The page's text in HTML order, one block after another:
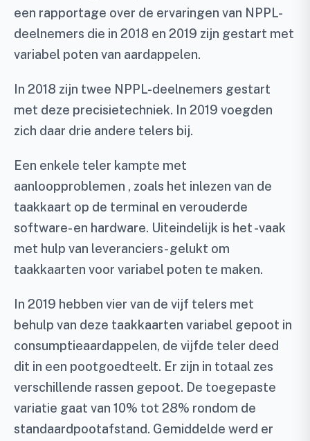
een rapportage over de ervaringen van NPPL-
deelnemers die in 2018 en 2019 zijn gestart met
variabel poten van aardappelen.
In 2018 zijn twee NPPL-deelnemers gestart
met deze precisietechniek. In 2019 voegden
zich daar drie andere telers bij.
Een enkele teler kampte met
aanloopproblemen , zoals het inlezen van de
taakkaart op de terminal en verouderde
software- en hardware. Uiteindelijk is het -vaak
met hulp van leveranciers- gelukt om
taakkaarten voor variabel poten te maken.
In 2019 hebben vier van de vijf telers met
behulp van deze taakkaarten variabel gepoot in
consumptieaardappelen, de vijfde teler deed
dit in een pootgoedteelt. Er zijn in totaal zes
verschillende rassen gepoot. De toegepaste
variatie gaat van 10% tot 28% rondom de
standaardpootafstand. Gemiddelde werd er